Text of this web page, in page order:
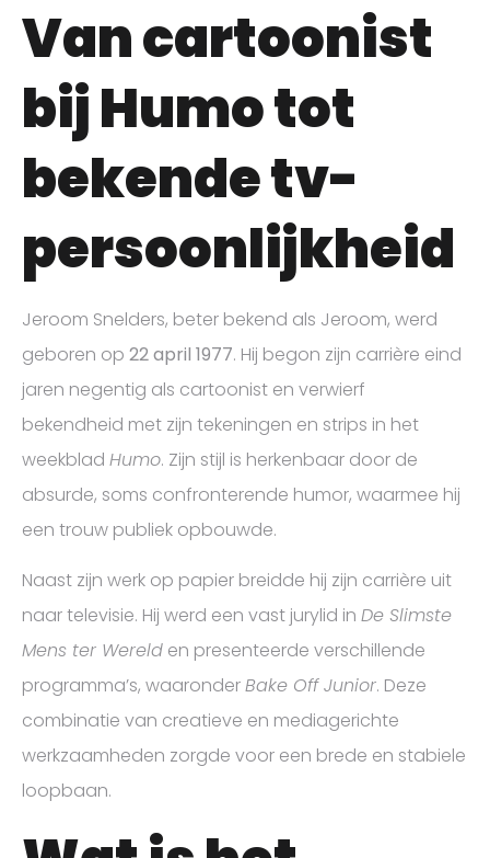
Van cartoonist
bij Humo tot
bekende tv-
persoonlijkheid
Jeroom Snelders, beter bekend als Jeroom, werd
geboren op 22 april 1977. Hij begon zijn carrière eind
jaren negentig als cartoonist en verwierf
bekendheid met zijn tekeningen en strips in het
weekblad Humo. Zijn stijl is herkenbaar door de
absurde, soms confronterende humor, waarmee hij
een trouw publiek opbouwde.
Naast zijn werk op papier breidde hij zijn carrière uit
naar televisie. Hij werd een vast jurylid in De Slimste
Mens ter Wereld en presenteerde verschillende
programma’s, waaronderBake Off Junior. Deze
combinatie van creatieve en mediagerichte
werkzaamheden zorgde voor een brede en stabiele
loopbaan.